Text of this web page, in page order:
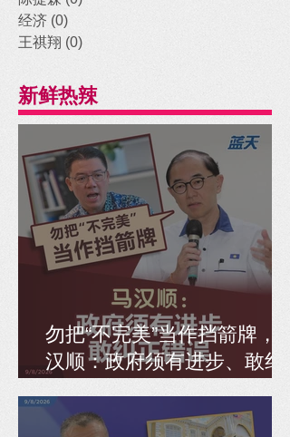
经济 (0)
王祺翔 (0)
新鲜热辣
勿把“不完美”当作挡箭牌，马
汉顺：政府须有进步、敢纠